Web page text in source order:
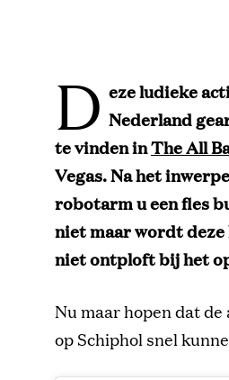
D eze ludieke
Nederland
te vinden inThe All
Vegas. Na het
robotarm u een fles
niet maar wordt deze
niet ontploft bij het
Nu maar hopen dat
op Schiphol snel